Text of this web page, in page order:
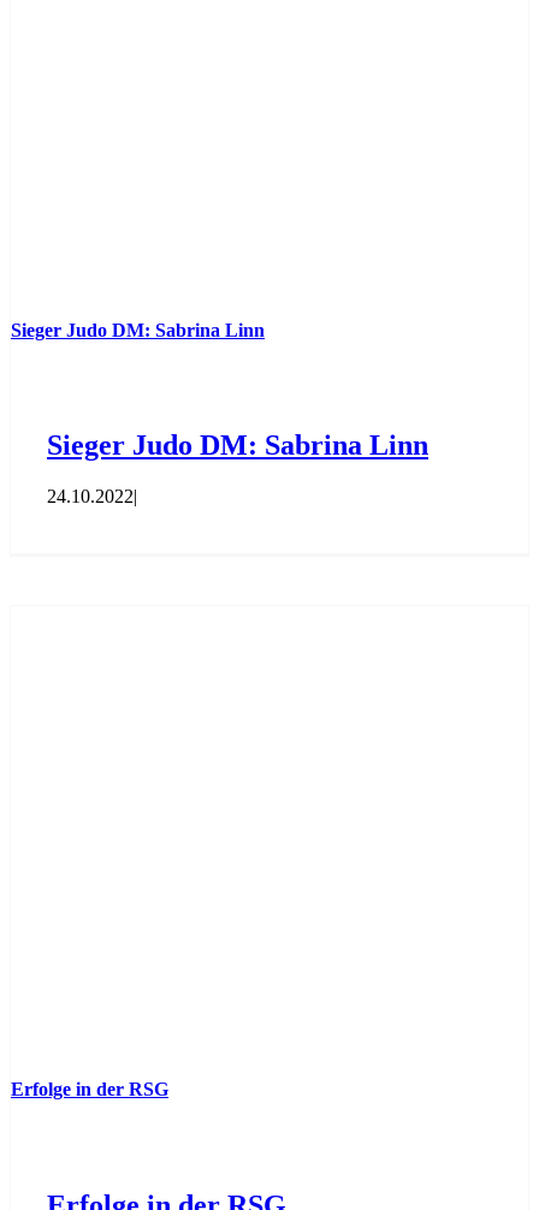
Sieger Judo DM: Sabrina Linn
Sieger Judo DM: Sabrina Linn
24.10.2022|
Erfolge in der RSG